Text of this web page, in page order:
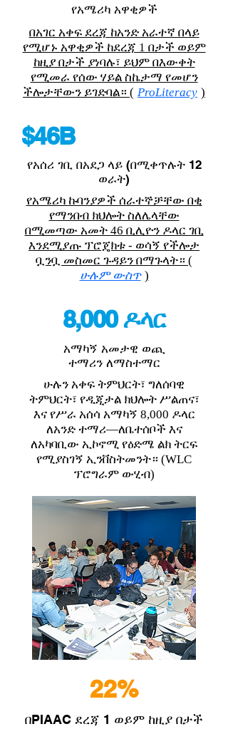
የአሜሪካ አዋቂዎች
በአገር አቀፍ ደረጃ ከአንድ አራተኛ በላይ
የሚሆኑ አዋቂዎች ከደረጃ 1 በታች ወይም
ከዚያ በታች ያነባሉ፣ ይህም በእውቀት
የሚመራ የሰው ሃይል ስኬታማ የመሆን
ችሎታቸውን ይገድባል። ( ProLiteracy )
$46B
የአሰሪ ገቢ በአደጋ ላይ (በሚቀጥሉት 12
ወራት)
የአሜሪካ ኩባንያዎች ሰራተኞቻቸው በቂ
የማንበብ ክህሎት ስለሌላቸው
በሚመጣው አመት 46 ቢሊዮን ዶላር ገቢ
እንደሚያጡ ፕሮጄክቱ - ወሳኝ የችሎታ
ቧንቧ መስመር ጉዳይን በማጉላት። (
ሁሉም ውስጥ )
8,000 ዶላር
አማካኝ አመታዊ ወጪ
ተማሪን ለማስተማር
ሁሉን አቀፍ ትምህርት፣ ግለሰባዊ
ትምህርት፣ የዲጂታል ክህሎት ሥልጠና፣
እና የሥራ አሰሳ አማካኝ 8,000 ዶላር
ለአንድ ተማሪ—ለቤተሰቦች እና
ለአካባቢው ኢኮኖሚ የዕድሜ ልክ ትርፍ
የሚያስገኝ ኢንቨስትመንት። (WLC
ፕሮግራም ውሂብ)
22%
በPIAAC ደረጃ 1 ወይም ከዚያ በታች